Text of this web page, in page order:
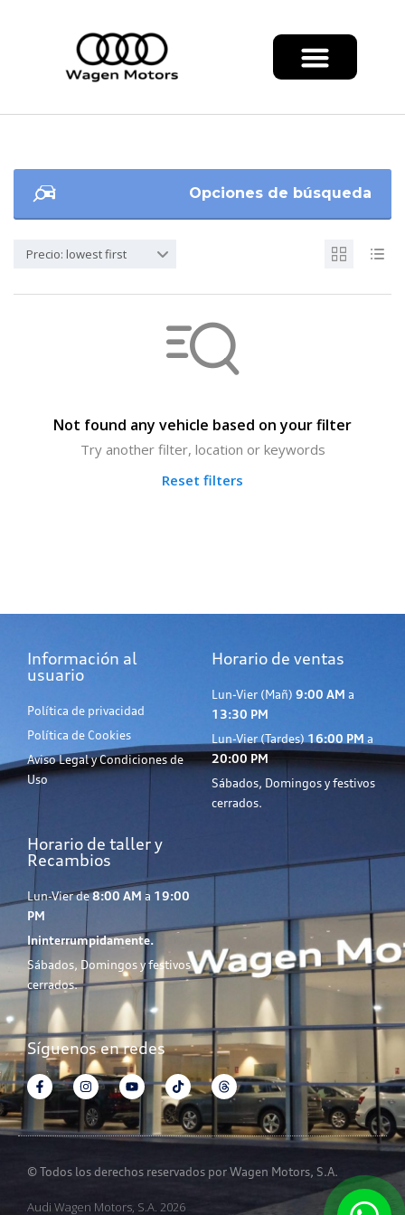
Opciones de búsqueda
Precio: lowest first
Not found any vehicle based on your filter
Try another filter, location or keywords
Reset filters
Información al
usuario
Política de privacidad
Política de Cookies
Aviso Legal y Condiciones de
Uso
Horario de ventas
Lun-Vier (Mañ) 9:00 AM a
13:30 PM
Lun-Vier (Tardes) 16:00 PM a
20:00 PM
Sábados, Domingos y festivos
cerrados.
Horario de taller y
Recambios
Lun-Vier de8:00 AM a 19:00
PM
Ininterrumpidamente.
Sábados, Domingos y festivos
cerrados.
Síguenos en redes
© Todos los derechos reservados por Wagen Motors, S.A.
Audi Wagen Motors, S.A. 2026